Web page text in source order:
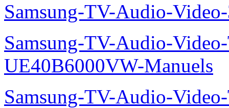
Samsung-TV-Audio-
Samsung-TV-Audio-
UE40B6000VW-Manuels
Samsung-TV-Audio-